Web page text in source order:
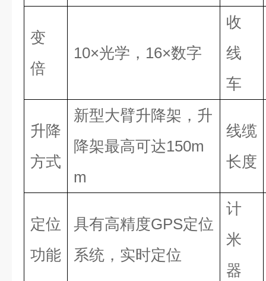
变
倍
10×光学，16×数字
收
线
车
升降
方式
新型大臂升降架，升
降架最高可达150m
m
线缆
长度
定位
功能
具有高精度GPS定位
系统，实时定位
计
米
器